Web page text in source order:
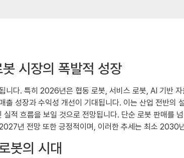
시장의 폭발적 성장
니다. 특히 2026년은 협동 로봇, 서비스 로봇, AI 기반
성장과 수익성 개선이 기대됩니다. 이는 산업 전반의
적 흐름을 보일 것으로 전망됩니다. 단순 로봇 판매를
년 전망 또한 긍정적이며, 이러한 추세는 최소 2030
봇의 시대